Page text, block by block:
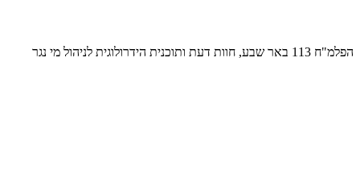
הפלמ"ח 113 באר שבע, חוות דעת ותוכנית הידרולוגית לניהול מי נגר